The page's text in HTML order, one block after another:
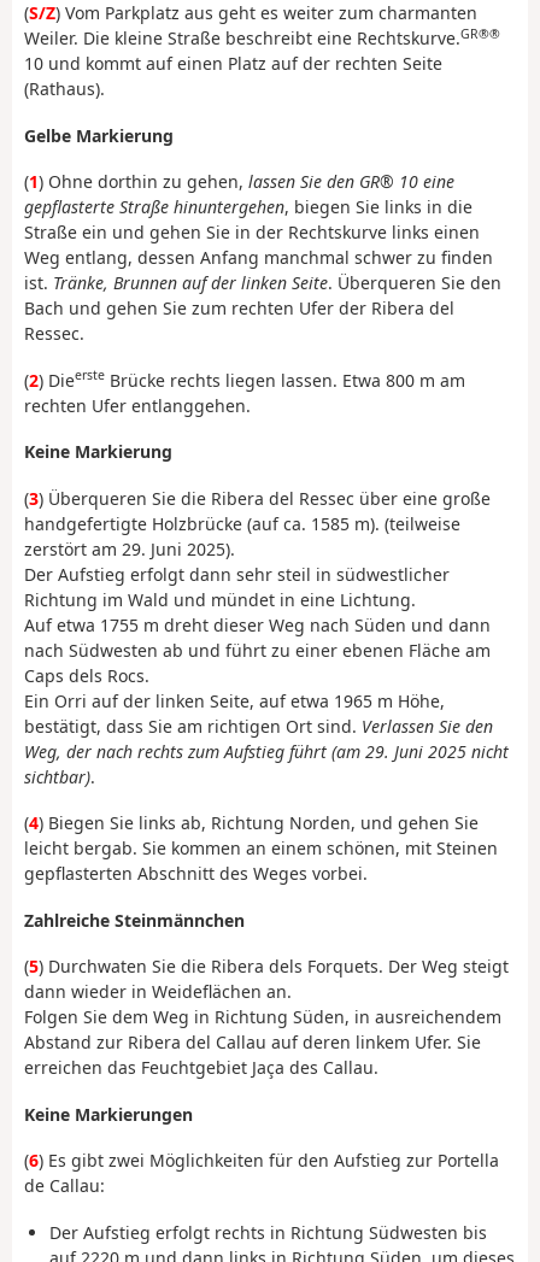
(S/Z) Vom Parkplatz aus geht es weiter zum charmanten
Weiler. Die kleine Straße beschreibt eine Rechtskurve.GR®®
10 und kommt auf einen Platz auf der rechten Seite
(Rathaus).
Gelbe Markierung
(1) Ohne dorthin zu gehen, lassen Sie den GR® 10 eine
gepflasterte Straße hinuntergehen, biegen Sie links in die
Straße ein und gehen Sie in der Rechtskurve links einen
Weg entlang, dessen Anfang manchmal schwer zu finden
ist. Tränke, Brunnen auf der linken Seite. Überqueren Sie den
Bach und gehen Sie zum rechten Ufer der Ribera del
Ressec.
(2) Dieerste Brücke rechts liegen lassen. Etwa 800 m am
rechten Ufer entlanggehen.
Keine Markierung
(3) Überqueren Sie die Ribera del Ressec über eine große
handgefertigte Holzbrücke (auf ca. 1585 m). (teilweise
zerstört am 29. Juni 2025).
Der Aufstieg erfolgt dann sehr steil in südwestlicher
Richtung im Wald und mündet in eine Lichtung.
Auf etwa 1755 m dreht dieser Weg nach Süden und dann
nach Südwesten ab und führt zu einer ebenen Fläche am
Caps dels Rocs.
Ein Orri auf der linken Seite, auf etwa 1965 m Höhe,
bestätigt, dass Sie am richtigen Ort sind. Verlassen Sie den
Weg, der nach rechts zum Aufstieg führt (am 29. Juni 2025 nicht
sichtbar).
(4) Biegen Sie links ab, Richtung Norden, und gehen Sie
leicht bergab. Sie kommen an einem schönen, mit Steinen
gepflasterten Abschnitt des Weges vorbei.
Zahlreiche Steinmännchen
(5) Durchwaten Sie die Ribera dels Forquets. Der Weg steigt
dann wieder in Weideflächen an.
Folgen Sie dem Weg in Richtung Süden, in ausreichendem
Abstand zur Ribera del Callau auf deren linkem Ufer. Sie
erreichen das Feuchtgebiet Jaça des Callau.
Keine Markierungen
(6) Es gibt zwei Möglichkeiten für den Aufstieg zur Portella
de Callau:
Der Aufstieg erfolgt rechts in Richtung Südwesten bis
auf 2220 m und dann links in Richtung Süden, um dieses